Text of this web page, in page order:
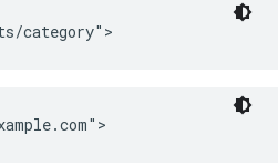
category">